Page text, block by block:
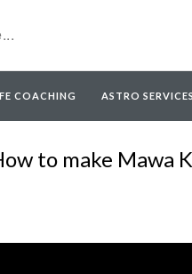
COACHING ASTRO SERVICES
to make Mawa